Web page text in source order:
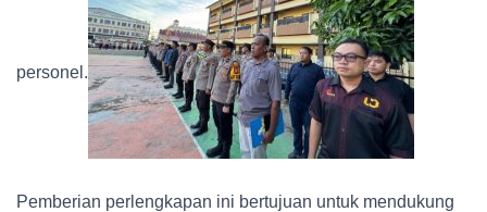
personel.
Pemberian perlengkapan ini bertujuan untuk mendukung